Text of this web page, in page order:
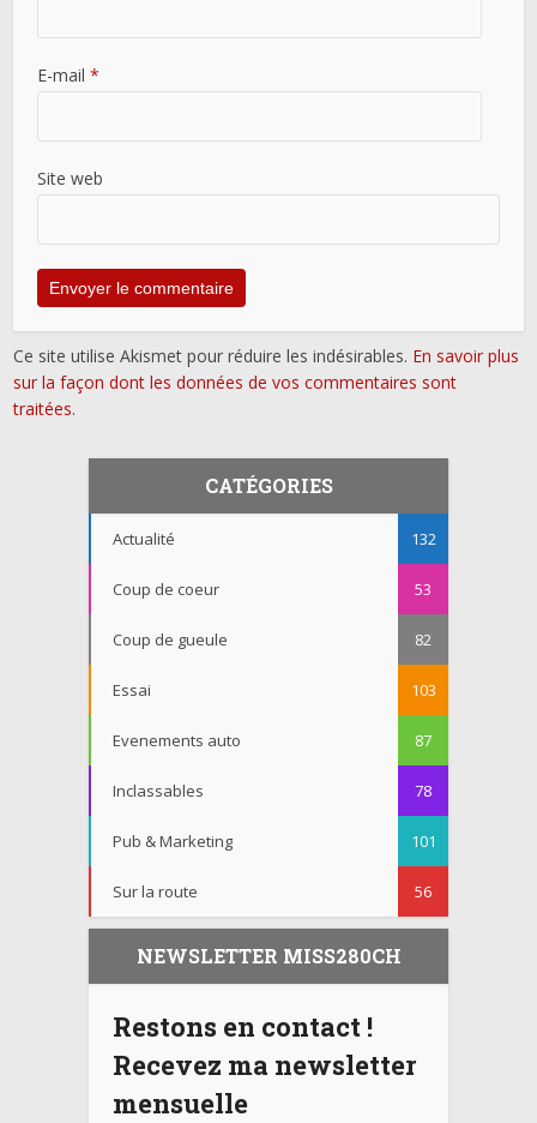
E-mail*
Site web
Ce site utilise Akismet pour réduire les indésirables. En savoir plus
sur la façon dont les données de vos commentaires sont
traitées.
CATÉGORIES
Actualité 132
Coup de coeur 53
Coup de gueule 82
Essai 103
Evenements auto 87
Inclassables 78
Pub & Marketing 101
Sur la route 56
NEWSLETTER MISS280CH
Restons en contact !
Recevez ma newsletter
mensuelle